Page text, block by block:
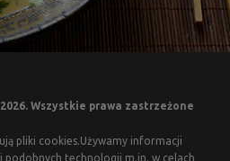
Wszystkie prawa zastrzeżone
pliki cookies.Używamy informacji
podobnych technologii m.in. w celach